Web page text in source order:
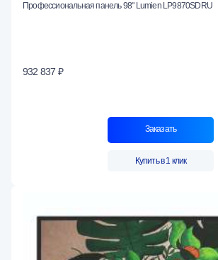
Профессиональная панель 98" Lumien LP9870SDRU
932 837 ₽
Заказать
Купить в 1 клик